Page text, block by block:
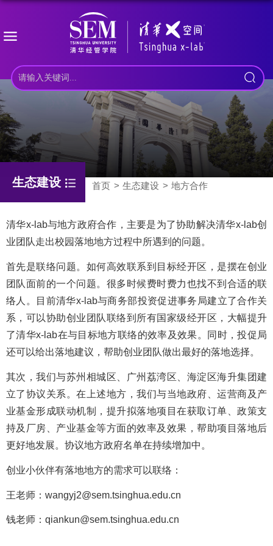
生态建设 首页 生态建设 地方合作
清华x-lab与地方政府合作，主要是为了协助解决清华x-lab创
业团队走出校园落地地方过程中所遇到的问题。
首先是联络问题。如何高效联系到目标经开区，是摆在创业
团队面前的一个问题。很多时候费时费力也找不到合适的联
络人。目前清华x-lab与商务部投资促进事务局建立了合作关
系，可以协助创业团队联络到所有国家级经开区，大幅提升
了清华x-lab在与目标地方联络的效率及效果。同时，投促局
还可以给出落地建议，帮助创业团队做出最好的落地选择。
其次，我们与苏州相城区、广州荔湾区、海淀区海升集团建
立了协议关系。在上述地方，我们与当地政府、运营商及产
业基金形成联动机制，提升拟落地项目在获取订单、政策支
持及厂房、产业基金等方面的效率及效果，帮助项目落地后
更好地发展。协议地方政府名单在持续增加中。
创业小伙伴有落地地方的需求可以联络：
王老师：wangyj2@sem.tsinghua.edu.cn
钱老师：qiankun@sem.tsinghua.edu.cn